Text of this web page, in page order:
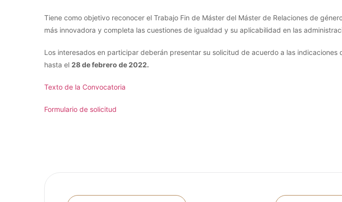
Tiene como objetivo reconocer el Trabajo Fin de Máster del Máster de Relaciones de
más innovadora y completa las cuestiones de igualdad y su aplicabilidad en las
Los interesados en participar deberán presentar su solicitud de acuerdo a las indicaciones
hasta el 28 de febrero de 2022.
Texto de la Convocatoria
Formulario de solicitud